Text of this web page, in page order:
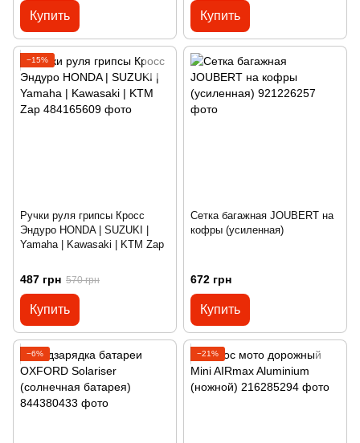
Купить Купить
−15%
Ручки руля грипсы Кросс
Эндуро HONDA | SUZUKI |
Yamaha | Kawasaki | KTM Zap
487 грн 570 грн
Купить
Сетка багажная JOUBERT на
кофры (усиленная)
672 грн
Купить
−6% −21%